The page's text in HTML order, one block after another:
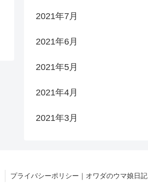
2021年7月
2021年6月
2021年5月
2021年4月
2021年3月
プライバシーポリシー｜オワダのウマ娘日記